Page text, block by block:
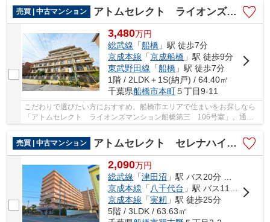
売買 | 中古マンション アトムセレクト ライオンズマンション船橋第三 1階
3,480万円
総武線 「船橋 」駅 徒歩7分
京成本線 「京成船橋 」駅 徒歩9分
東武野田線 「船橋 」駅 徒歩7分
1階 / 2LDK＋1S(納戸) / 64.40㎡
千葉県船橋市本町５丁目9-11
こだわりで選びたい方におすすめ。船橋市エリアで住まいをお探しなら
「アトムセレクト ライオンズマンション船橋第三 106号室」。通学
売買 | 中古マンション
アトムセレクト セレナハイム津田沼アブリール5階
2,090万円
総武線 「津田沼 」駅 バス20分 「習志野五丁目」 停歩1分
京成本線 「 八千代台 」駅 バス11分 「ポニー製菓前」 停歩4分
京成本線 「実籾 」駅 徒歩25分
5階 / 3LDK / 63.63㎡